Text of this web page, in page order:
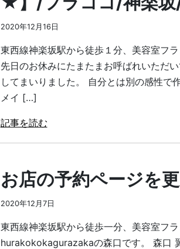
2020年12月16日
東西線神楽坂駅から徒歩１分、美容室フ
先日のお休みにたまたまお呼ばれいただ
してまいりました。 自分とは別の感性で
メイ […]
記事を読む
お店の予約ページを
2020年12月7日
東西線神楽坂駅から徒歩一分、美容室フ
hurakokokagurazakaの森口です。 森口